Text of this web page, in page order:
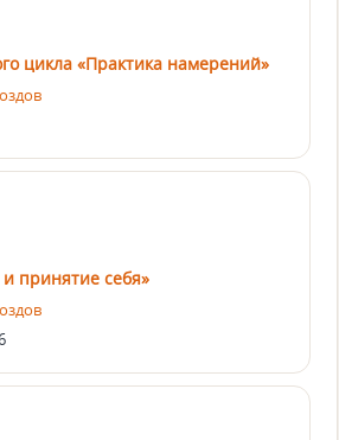
цикла «Практика намерений»
принятие себя»